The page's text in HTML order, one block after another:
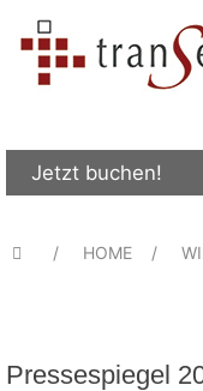
Jetzt buchen!
HOME
Pressespiegel